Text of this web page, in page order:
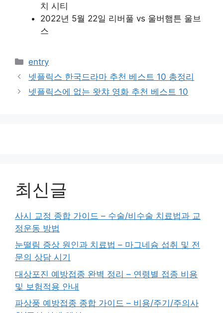
치 시티
2022년 5월 22일 리버풀 vs 울버햄튼 울브
스
카
테
고
리
entry
넷플릭스 한국드라마 추천 베스트 10 총정리
넷플릭스에 없는 왓챠 영화 추천 베스트 10
최신글
사시 교정 종합 가이드 – 수술/비수술 치료법과 교
정운동 방법
눈떨림 증상 원인과 치료법 – 마그네슘 섭취 및 전
문의 상담 시기
대상포진 예방접종 완벽 정리 – 연령별 접종 비용
및 보험적용 안내
파상풍 예방접종 종합 가이드 – 비용/주기/주의사